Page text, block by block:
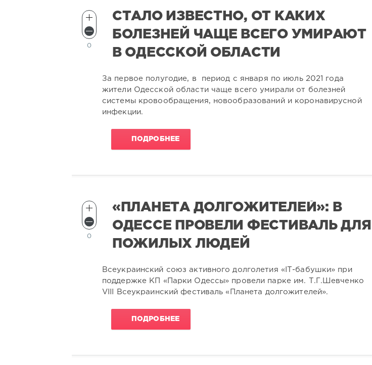
СТАЛО ИЗВЕСТНО, ОТ КАКИХ
БОЛЕЗНЕЙ ЧАЩЕ ВСЕГО УМИРАЮТ
В ОДЕССКОЙ ОБЛАСТИ
0
За первое полугодие, в период с января по июль 2021 года
жители Одесской области чаще всего умирали от болезней
системы кровообращения, новообразований и коронавирусной
инфекции.
ПОДРОБНЕЕ
«ПЛАНЕТА ДОЛГОЖИТЕЛЕЙ»: В
ОДЕССЕ ПРОВЕЛИ ФЕСТИВАЛЬ ДЛЯ
ПОЖИЛЫХ ЛЮДЕЙ
0
Всеукраинский союз активного долголетия «IТ-бабушки» при
поддержке КП «Парки Одессы» провели парке им. Т.Г.Шевченко
VIII Всеукраинский фестиваль «Планета долгожителей».
ПОДРОБНЕЕ